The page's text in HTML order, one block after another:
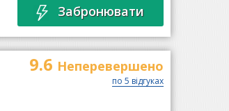
Забронювати
9.6 Неперевершено
по 5 відгуках